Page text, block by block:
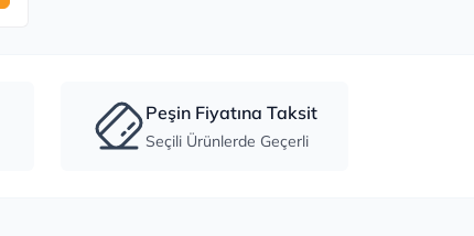
Peşin Fiyatına Taksit
Seçili Ürünlerde Geçerli